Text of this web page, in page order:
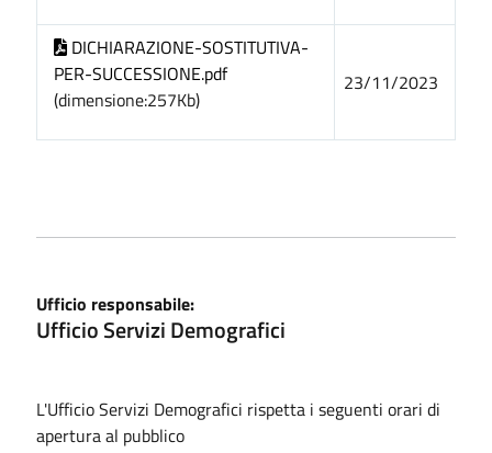
DICHIARAZIONE-SOSTITUTIVA-
PER-SUCCESSIONE.pdf
(dimensione:257Kb)
23/11/2023
Ufficio responsabile:
Ufficio Servizi Demografici
L'Ufficio Servizi Demografici rispetta i seguenti orari di
apertura al pubblico